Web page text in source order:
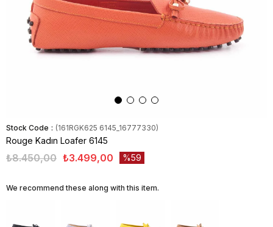
Stock Code (161RGK625 6145_16777330)
Rouge Kadın Loafer 6145
₺8.450,00 ₺3.499,00 59
We recommend these along with this item.